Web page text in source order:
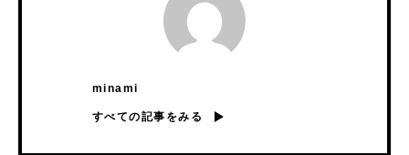
minami
すべての記事をみる